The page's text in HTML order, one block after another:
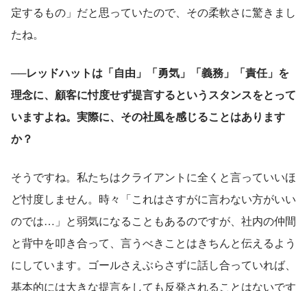
定するもの」だと思っていたので、その柔軟さに驚きまし
たね。
──レッドハットは「自由」「勇気」「義務」「責任」を
理念に、顧客に忖度せず提言するというスタンスをとって
いますよね。実際に、その社風を感じることはあります
か？
そうですね。私たちはクライアントに全くと言っていいほ
ど忖度しません。時々「これはさすがに言わない方がいい
のでは…」と弱気になることもあるのですが、社内の仲間
と背中を叩き合って、言うべきことはきちんと伝えるよう
にしています。ゴールさえぶらさずに話し合っていれば、
基本的には大きな提言をしても反発されることはないです